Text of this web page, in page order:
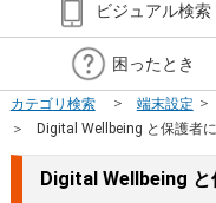
ビジュアル検索
困ったとき
カテゴリ検索 端末設定
Digital Wellbeing と保護者
Digital Wellbeing